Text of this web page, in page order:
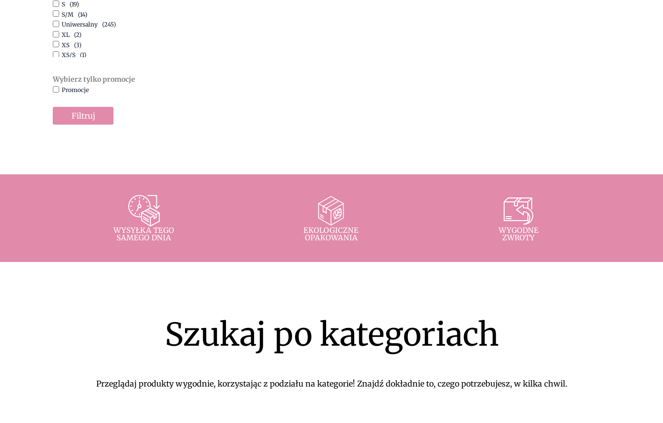
Zielony
Złoty
(1)
S (19)
S/M (14)
Uniwersalny (245)
XL (2)
XS (3)
XS/S (1)
Wybierz tylko promocje
Promocje
Filtruj
WYSYŁKA TEGO
SAMEGO DNIA
EKOLOGICZNE
OPAKOWANIA
WYGODNE
ZWROTY
Szukaj po kategoriach
Przeglądaj produkty wygodnie, korzystając z podziału na kategorie! Znajdź dokładnie to, czego potrzebujesz, w kilka chwil.